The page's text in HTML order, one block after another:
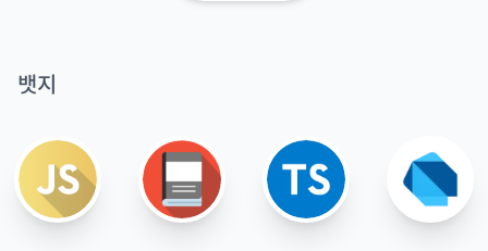
뱃지